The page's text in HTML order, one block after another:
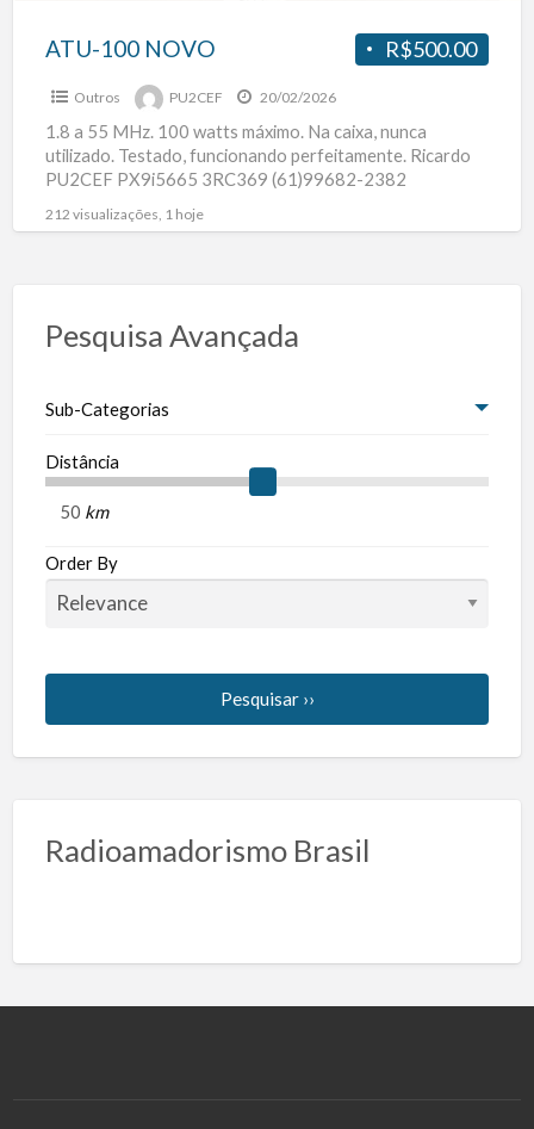
R$500.00
ATU-100 NOVO
Outros PU2CEF 20/02/2026
1.8 a 55 MHz. 100 watts máximo. Na caixa, nunca
utilizado. Testado, funcionando perfeitamente. Ricardo
PU2CEF PX9i5665 3RC369 (61)99682-2382
212 visualizações, 1 hoje
Pesquisa Avançada
Sub-Categorias
Distância
km
Order By
Pesquisar ››
Radioamadorismo Brasil